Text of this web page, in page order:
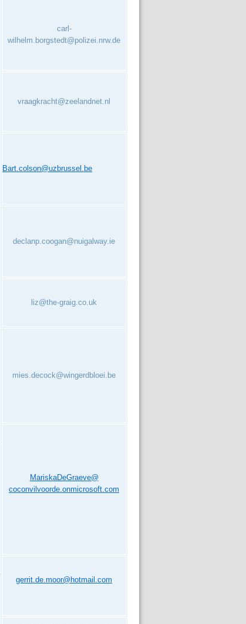
carl-
wilhelm.borgstedt@polizei.nrw.de
vraagkracht@zeelandnet.nl
Bart.colson@uzbrussel.be
declanp.coogan@nuigalway.ie
liz@the-graig.co.uk
mies.decock@wingerdbloei.be
MariskaDeGraeve@
coconvilvoorde.onmicrosoft.com
gerrit.de.moor@hotmail.com